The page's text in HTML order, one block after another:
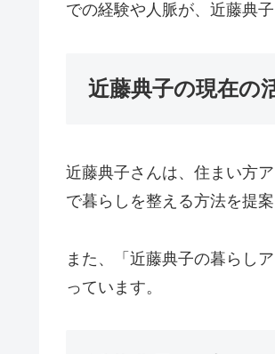
での経験や人脈が、近藤典
近藤典子の現在の
近藤典子さんは、住まい方
で暮らしを整える方法を提
また、「近藤典子の暮らし
っています。